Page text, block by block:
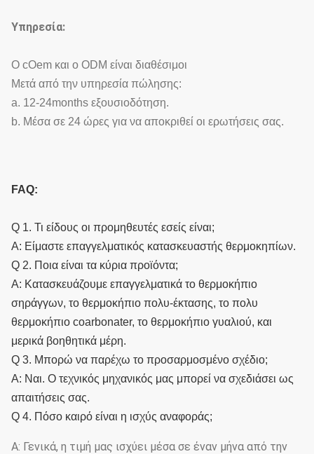
Κόλπος
υδρορροών
36m
Τοπ ύψος 38m
Υπηρεσία:
Ο cOem και ο ODM είναι διαθέσιμοι
Μετά από την υπηρεσία πώλησης:
a. 12-24months εξουσιοδότηση.
b. Μέσα σε 24 ώρες για να αποκριθεί οι ερωτήσεις σας.
FAQ:
Q 1. Τι είδους οι προμηθευτές εσείς είναι;
Α: Είμαστε επαγγελματικός κατασκευαστής θερμοκηπίων.
Q 2. Ποια είναι τα κύρια προϊόντα;
Α: Κατασκευάζουμε επαγγελματικά το θερμοκήπιο
σηράγγων, το θερμοκήπιο πολυ-έκτασης, το πολυ
θερμοκήπιο coarbonater, το θερμοκήπιο γυαλιού, και
μερικά βοηθητικά μέρη.
Q 3. Μπορώ να παρέχω το προσαρμοσμένο σχέδιο;
Α: Ναι. Ο τεχνικός μηχανικός μας μπορεί να σχεδιάσει ως
απαιτήσεις σας.
Q 4. Πόσο καιρό είναι η ισχύς αναφοράς;
Α: Γενικά, η τιμή μας ισχύει μέσα σε έναν μήνα από την